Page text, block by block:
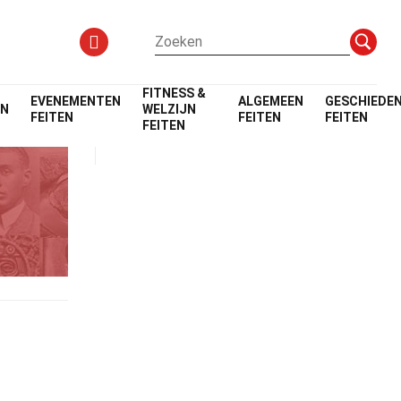
EVENEMENTEN
FEITEN
FITNESS &
WELZIJN
FEITEN
ALGEMEEN
FEITEN
FEITEN